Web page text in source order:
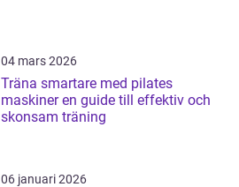
04 mars 2026
Träna smartare med pilates
maskiner en guide till effektiv och
skonsam träning
06 januari 2026